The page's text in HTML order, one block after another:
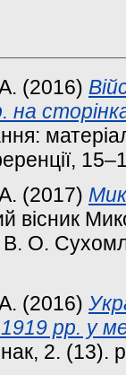
(2016)
на
(2017)
вісник
В. О.
(2016)
рр. у
2. (13).